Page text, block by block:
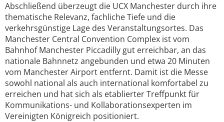
Abschließend überzeugt die UCX Manchester durch ihre
thematische Relevanz, fachliche Tiefe und die
verkehrsgünstige Lage des Veranstaltungsortes. Das
Manchester Central Convention Complex ist vom
Bahnhof Manchester Piccadilly gut erreichbar, an das
nationale Bahnnetz angebunden und etwa 20 Minuten
vom Manchester Airport entfernt. Damit ist die Messe
sowohl national als auch international komfortabel zu
erreichen und hat sich als etablierter Treffpunkt für
Kommunikations- und Kollaborationsexperten im
Vereinigten Königreich positioniert.